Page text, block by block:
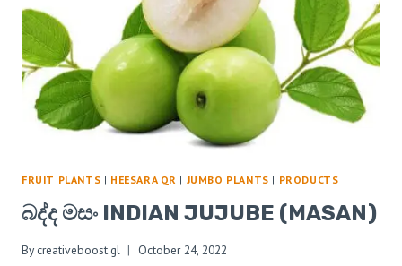
FRUIT PLANTS | HEESARA QR | JUMBO PLANTS | PRODUCTS
බද්ද මසං INDIAN JUJUBE (MASAN)
Bycreativeboost.gl October 24, 2022